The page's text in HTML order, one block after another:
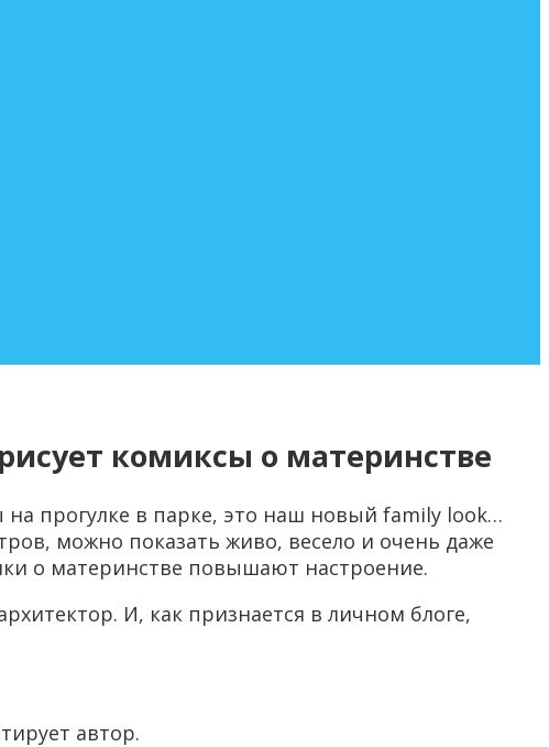
комиксы о материнстве
прогулке в парке, это наш новый family look…
можно показать живо, весело и очень даже
о материнстве повышают настроение.
И, как признается в личном блоге,
автор.